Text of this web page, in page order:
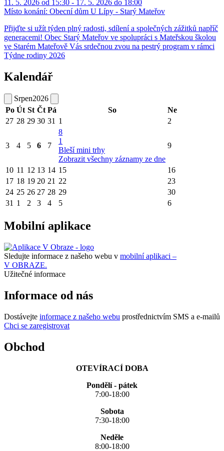
11. 5. 2026 od 15:30 - 17. 5. 2026 do 18:00
Místo konání: Obecní dům U Lípy - Starý Mateřov
Přijďte si užít týden plný radosti, sdílení a společných zážitků napříč
generacemi! Obec Starý Mateřov ve spolupráci s Mateřskou školou
ve Starém Mateřově Vás srdečnou zvou na pestrý program v rámci
Týdne rodiny 2026
Kalendář
Srpen2026
Po Út St Čt Pá So
Ne
27 28 29 30 31 1 2
3 4 5 6 7
8
1
Bleší mini trhy
Zobrazit všechny záznamy ze dne
9
10 11 12 13 14 15
16
17 18 19 20 21 22
23
24 25 26 27 28 29
30
31 1 2 3 4 5 6
Mobilní aplikace
Sledujte informace z našeho webu v mobilní aplikaci –
V OBRAZE.
Užitečné informace
Informace od nás
Dostávejte informace z našeho webu prostřednictvím SMS a e-mailů
Chci se zaregistrovat
Obchod
OTEVÍRACÍ DOBA
Pondělí - pátek
7:00-18:00
Sobota
7:30-18:00
Neděle
8:00-18:00